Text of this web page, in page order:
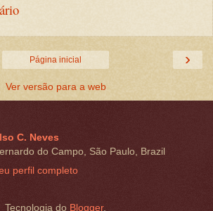
›
Página inicial
Ver versão para a web
C. Neves
do Campo, São Paulo, Brazil
perfil completo
Tecnologia do Blogger.